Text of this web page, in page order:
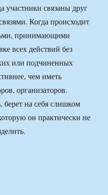
участники связаны друг
Когда происходит
принимающими
всех действий без
или подчиненных
чем иметь
организаторов.
на себя слишком
он практически не